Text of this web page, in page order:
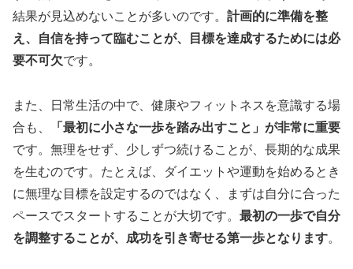
結果が見込めないことが多いのです。 計画的に準備を整
え、自信を持って臨むことが、目標を達成するためには必
要不可欠です。
また、日常生活の中で、健康やフィットネスを意識する場
合も、
「最初に小さな一歩を踏み出すこと」が非常に重要
です。無理をせず、少しずつ続けることが、長期的な成果
を生むのです。たとえば、ダイエットや運動を始めるとき
に無理な目標を設定するのではなく、まずは自分に合った
ペースでスタートすることが大切です。 最初の一歩で自分
を調整することが、成功を引き寄せる第一歩となります。